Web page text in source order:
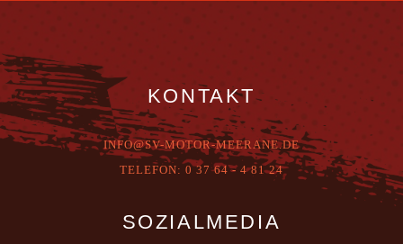
KONTAKT
INFO@SV-MOTOR-MEERANE.DE
TELEFON: 0 37 64 - 4 81 24
SOZIALMEDIA